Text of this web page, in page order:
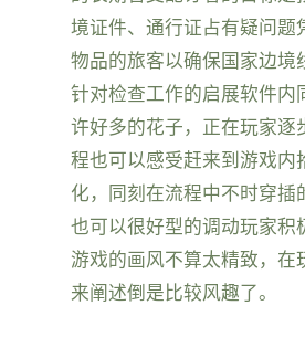
境证件、通行证占有疑问题
物品的旅客以确保国家边境
针对检查工作的启展软件内
许好多的花子，正在玩家逐
程也可以感受赶来到游戏内
化，同刻在流程中不时穿插
也可以很好型的调动玩家积
游戏的画风不算太精致，在
来阐述倒是比较风趣了。